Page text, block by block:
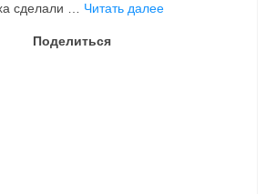
сделали … Читать далее
Поделиться